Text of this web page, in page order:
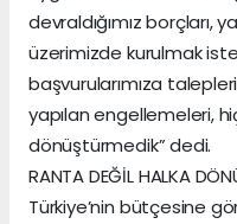
devraldığımız borçları,
üzerimizde kurulmak
başvurularımıza
yapılan engellemeleri,
dönüştürmedik” dedi.
RANTA DEĞİL HALKA
Türkiye’nin bütçesine